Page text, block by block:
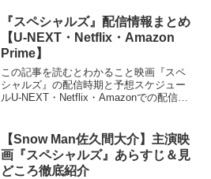
ブスク一覧映画と楽曲が生み出す感動の
相乗効果2026...
『スペシャルズ』配信情報まとめ
【U-NEXT・Netflix・Amazon
Prime】
この記事を読むとわかること映画『スペ
シャルズ』の配信時期と予想スケジュー
ルU-NEXT・Netflix・Amazonでの配信可
『スペシャルズ』。主演はSnow M...
【Snow Man佐久間大介】主演映
画『スペシャルズ』あらすじ＆見
どころ徹底紹介